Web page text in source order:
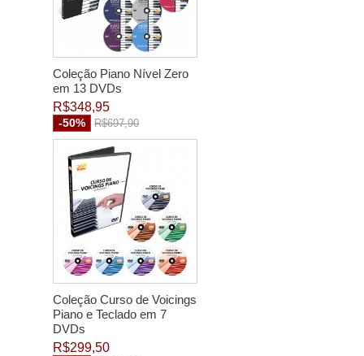
Coleção Piano Nível Zero
em 13 DVDs
R$348,95
-50% R$697,90
Coleção Curso de Voicings
Piano e Teclado em 7
DVDs
R$299,50